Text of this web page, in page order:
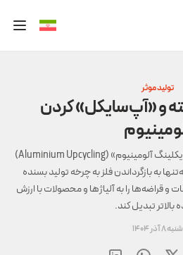
تولید موثر
و «آپ‌سایکل» کردن
در سال‌های اخیر، مفهوم «آپ‌سایکلینگ آلومینیوم» (Aluminium Upcycling)
به بازگرداندن فلز به چرخه تولید بسنده
و قراضه‌ها را به آلیاژها و محصولات با ارزش
بالاتر تبدیل کند.
شنبه 8 آذر 1404